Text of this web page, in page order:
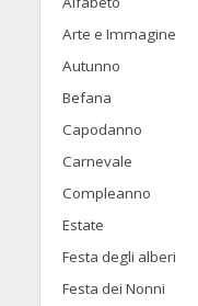
Arte e Immagine
Autunno
Befana
Capodanno
Carnevale
Compleanno
Estate
Festa degli alberi
Festa dei Nonni